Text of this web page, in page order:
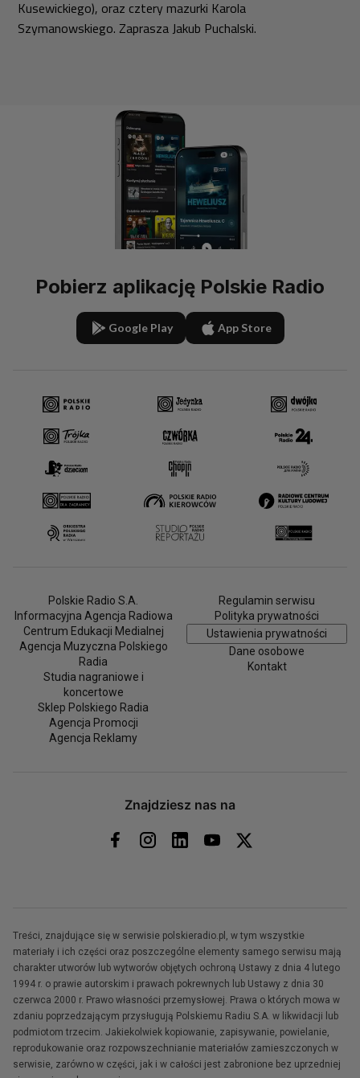
Kusewickiego), oraz cztery mazurki Karola
Szymanowskiego. Zaprasza Jakub Puchalski.
Pobierz aplikację Polskie Radio
Google Play App Store
Polskie Radio S.A.
Informacyjna Agencja Radiowa
Centrum Edukacji Medialnej
Agencja Muzyczna Polskiego
Radia
Studia nagraniowe i
koncertowe
Sklep Polskiego Radia
Agencja Promocji
Agencja Reklamy
Regulamin serwisu
Polityka prywatności
Ustawienia prywatności
Dane osobowe
Kontakt
Znajdziesz nas na
Treści, znajdujące się w serwisie polskieradio.pl, w tym wszystkie
materiały i ich części oraz poszczególne elementy samego serwisu mają
charakter utworów lub wytworów objętych ochroną Ustawy z dnia 4 lutego
1994 r. o prawie autorskim i prawach pokrewnych lub Ustawy z dnia 30
czerwca 2000 r. Prawo własności przemysłowej. Prawa o których mowa w
zdaniu poprzedzającym przysługują Polskiemu Radiu S.A. w likwidacji lub
podmiotom trzecim. Jakiekolwiek kopiowanie, zapisywanie, powielanie,
reprodukowanie oraz rozpowszechnianie materiałów zamieszczonych w
serwisie, zarówno w części, jak i w całości jest zabronione bez uprzedniej